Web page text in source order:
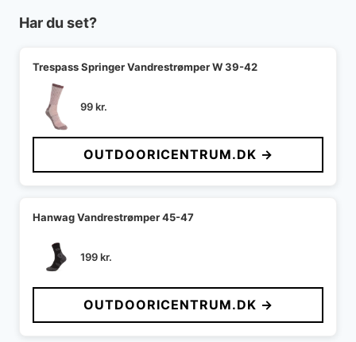
Har du set?
Trespass Springer Vandrestrømper W 39-42
99kr.
OUTDOORICENTRUM.DK →
Hanwag Vandrestrømper 45-47
199kr.
OUTDOORICENTRUM.DK →